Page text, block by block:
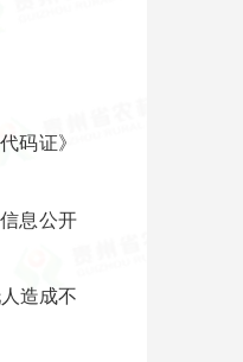
码证》
息公开
造成不